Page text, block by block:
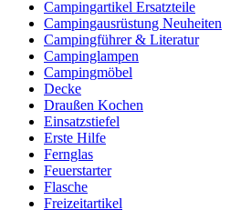
Campingartikel Ersatzteile
Campingausrüstung Neuheiten
Campingführer & Literatur
Campinglampen
Campingmöbel
Decke
Draußen Kochen
Einsatzstiefel
Erste Hilfe
Fernglas
Feuerstarter
Flasche
Freizeitartikel